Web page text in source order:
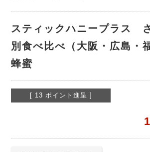
スティックハニープラス
別食べ比べ（大阪・広島・
蜂蜜
[ 13 ポイント進呈 ]